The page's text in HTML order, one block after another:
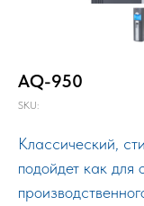
AQ-950
SKU:
Классический,
подойдет как для